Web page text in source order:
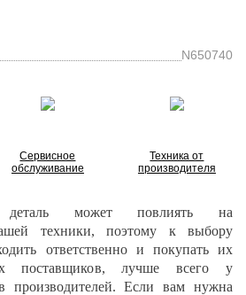
N650740
Сервисное
обслуживание
Техника от
производителя
может повлиять на
техники, поэтому к выбору
ответственно и покупать их
поставщиков, лучше всего у
производителей. Если вам нужна